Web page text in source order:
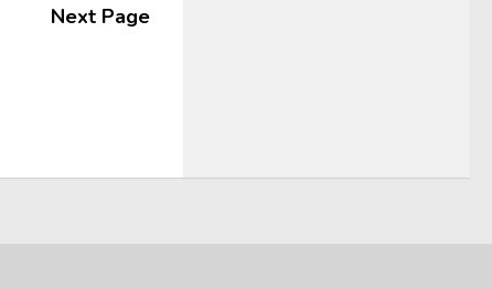
Next Page